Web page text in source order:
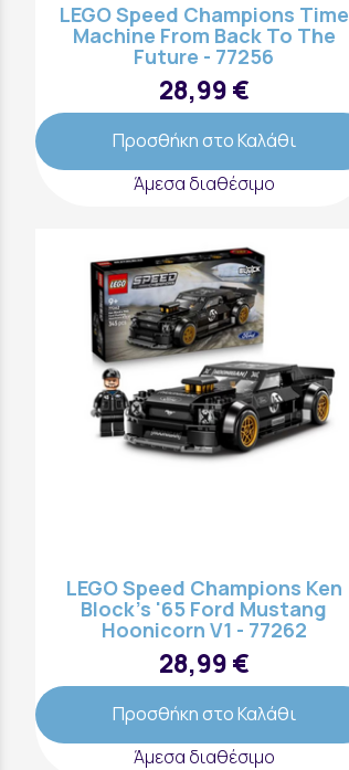
LEGO Speed Champions Time
Machine From Back To The
Future - 77256
28,99 €
Προσθήκη στο Καλάθι
Άμεσα διαθέσιμο
LEGO Speed Champions Ken
Block's '65 Ford Mustang
Hoonicorn V1 - 77262
28,99 €
Προσθήκη στο Καλάθι
Άμεσα διαθέσιμο